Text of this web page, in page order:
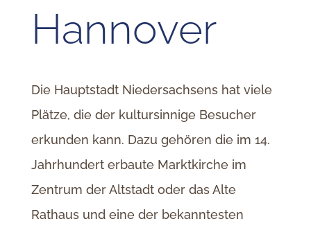
Hannover
Die Hauptstadt Niedersachsens hat viele
Plätze, die der kultursinnige Besucher
erkunden kann. Dazu gehören die im 14.
Jahrhundert erbaute Marktkirche im
Zentrum der Altstadt oder das Alte
Rathaus und eine der bekanntesten